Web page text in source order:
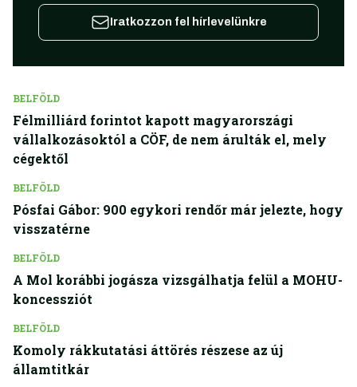
Iratkozzon fel hírlevelünkre
BELFÖLD
Félmilliárd forintot kapott magyarországi
vállalkozásoktól a CÖF, de nem árulták el, mely
cégektől
BELFÖLD
Pósfai Gábor: 900 egykori rendőr már jelezte, hogy
visszatérne
BELFÖLD
A Mol korábbi jogásza vizsgálhatja felül a MOHU-
koncessziót
BELFÖLD
Komoly rákkutatási áttörés részese az új
államtitkár